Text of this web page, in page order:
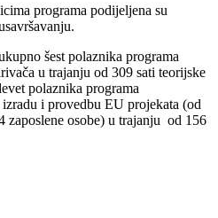
programa podijeljena su
šest polaznika programa
u trajanju od 309 sati teorijske
polaznika programa
i provedbu EU projekata (od
zaposlene osobe) u trajanju od 156